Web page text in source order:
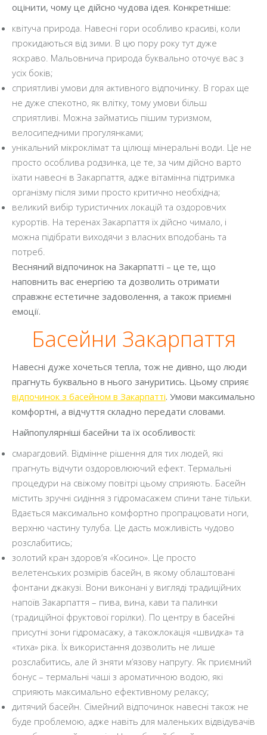
оцінити, чому це дійсно чудова ідея. Конкретніше:
квітуча природа. Навесні гори особливо красиві, коли
прокидаються від зими. В цю пору року тут дуже
яскраво. Мальовнича природа буквально оточує вас з
усіх боків;
сприятливі умови для активного відпочинку. В горах ще
не дуже спекотно, як влітку, тому умови більш
сприятливі. Можна займатись пішим туризмом,
велосипедними прогулянками;
унікальний мікроклімат та цілющі мінеральні води. Це не
просто особлива родзинка, це те, за чим дійсно варто
їхати навесні в Закарпаття, адже вітамінна підтримка
організму після зими просто критично необхідна;
великий вибір туристичних локацій та оздоровчих
курортів. На теренах Закарпаття їх дійсно чимало, і
можна підібрати виходячи з власних вподобань та
потреб.
Весняний відпочинок на Закарпатті – це те, що
наповнить вас енергією та дозволить отримати
справжнє естетичне задоволення, а також приємні
емоції.
Басейни Закарпаття
Навесні дуже хочеться тепла, тож не дивно, що люди
прагнуть буквально в нього зануритись. Цьому сприяє
відпочинок з басейном в Закарпатті. Умови максимально
комфортні, а відчуття складно передати словами.
Найпопулярніші басейни та їх особливості:
смарагдовий. Відмінне рішення для тих людей, які
прагнуть відчути оздоровлюючий ефект. Термальні
процедури на свіжому повітрі цьому сприяють. Басейн
містить зручні сидіння з гідромасажем спини тане тільки.
Вдається максимально комфортно пропрацювати ноги,
верхню частину тулуба. Це дасть можливість чудово
розслабитись;
золотий кран здоров’я «Косино». Це просто
велетенських розмірів басейн, в якому облаштовані
фонтани джакузі. Вони виконані у вигляді традиційних
напоїв Закарпаття – пива, вина, кави та палинки
(традиційної фруктової горілки). По центру в басейні
присутні зони гідромасажу, а такожлокація «швидка» та
«тиха» ріка. Їх використання дозволить не лише
розслабитись, але й зняти м’язову напругу. Як приємний
бонус – термальні чаші з ароматичною водою, які
сприяють максимально ефективному релаксу;
дитячий басейн. Сімейний відпочинок навесні також не
буде проблемою, адже навіть для маленьких відвідувачів